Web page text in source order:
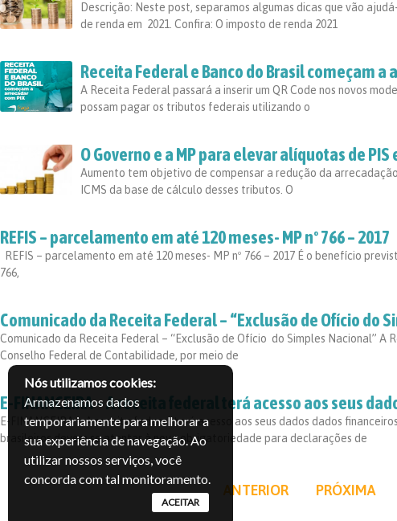
Descrição: Neste post, separamos algumas dicas que vão
de renda em 2021. Confira: O imposto de renda 2021
Receita Federal e Banco do Brasil começam a
A Receita Federal passará a inserir um QR Code nos novos
possam pagar os tributos federais utilizando o
O Governo e a MP para elevar alíquotas de PIS
Aumento tem objetivo de compensar a redução da
ICMS da base de cálculo desses tributos. O
REFIS – parcelamento em até 120 meses- MP nº 766 – 2017
REFIS – parcelamento em até 120 meses- MP nº 766 – 2017 É o benefício
766,
Comunicado da Receita Federal – “Exclusão de Ofício do
Comunicado da Receita Federal – “Exclusão de Ofício do Simples Nacional” A
Conselho Federal de Contabilidade, por meio de
E-FINANCEIRA – A receita federal terá acesso aos seus
E-FINANCEIRA – A receita federal terá acesso aos seus dados dados
brasileiros devem se atentar à nova obrigatoriedade para declarações de
ANTERIOR PRÓXIMA
Nós utilizamos cookies:
Armazenamos dados
temporariamente para melhorar a
sua experiência de navegação. Ao
utilizar nossos serviços, você
concorda com tal monitoramento.
ACEITAR